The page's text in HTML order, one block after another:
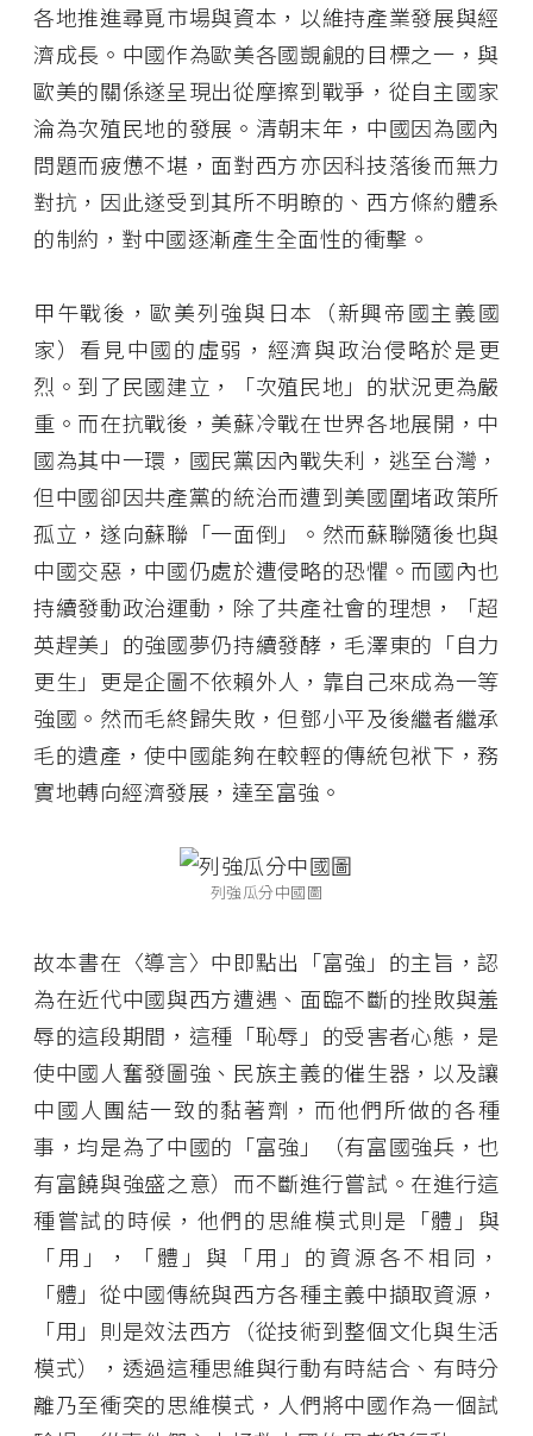
各地推進尋覓市場與資本，以維持產業發展與經
濟成長。中國作為歐美各國覬覦的目標之一，與
歐美的關係遂呈現出從摩擦到戰爭，從自主國家
淪為次殖民地的發展。清朝末年，中國因為國內
問題而疲憊不堪，面對西方亦因科技落後而無力
對抗，因此遂受到其所不明瞭的、西方條約體系
的制約，對中國逐漸產生全面性的衝擊。
甲午戰後，歐美列強與日本（新興帝國主義國
家）看見中國的虛弱，經濟與政治侵略於是更
烈。到了民國建立，「次殖民地」的狀況更為嚴
重。而在抗戰後，美蘇冷戰在世界各地展開，中
國為其中一環，國民黨因內戰失利，逃至台灣，
但中國卻因共產黨的統治而遭到美國圍堵政策所
孤立，遂向蘇聯「一面倒」。然而蘇聯隨後也與
中國交惡，中國仍處於遭侵略的恐懼。而國內也
持續發動政治運動，除了共產社會的理想，「超
英趕美」的強國夢仍持續發酵，毛澤東的「自力
更生」更是企圖不依賴外人，靠自己來成為一等
強國。然而毛終歸失敗，但鄧小平及後繼者繼承
毛的遺產，使中國能夠在較輕的傳統包袱下，務
實地轉向經濟發展，達至富強。
列強瓜分中國圖
故本書在〈導言〉中即點出「富強」的主旨，認
為在近代中國與西方遭遇、面臨不斷的挫敗與羞
辱的這段期間，這種「恥辱」的受害者心態，是
使中國人奮發圖強、民族主義的催生器，以及讓
中國人團結一致的黏著劑，而他們所做的各種
事，均是為了中國的「富強」（有富國強兵，也
有富饒與強盛之意）而不斷進行嘗試。在進行這
種嘗試的時候，他們的思維模式則是「體」與
「用」，「體」與「用」的資源各不相同，
「體」從中國傳統與西方各種主義中擷取資源，
「用」則是效法西方（從技術到整個文化與生活
模式），透過這種思維與行動有時結合、有時分
離乃至衝突的思維模式，人們將中國作為一個試